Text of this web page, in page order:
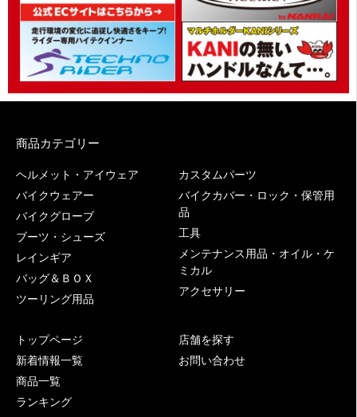
商品カテゴリー
ヘルメット・アイウェア
バイクウェアー
バイクグローブ
ブーツ・シューズ
レインギア
バッグ＆ＢＯＸ
ツーリング用品
カスタムパーツ
バイクカバー・ロック・保管用
品
工具
メンテナンス用品・オイル・ケ
ミカル
アクセサリー
トップページ
新着情報一覧
商品一覧
ランキング
店舗を探す
お問い合わせ